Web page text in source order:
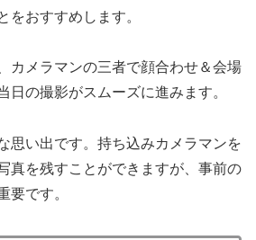
をおすすめします。
カメラマンの三者で顔合わせ＆会場
日の撮影がスムーズに進みます。
思い出です。持ち込みカメラマンを
真を残すことができますが、事前の
要です。